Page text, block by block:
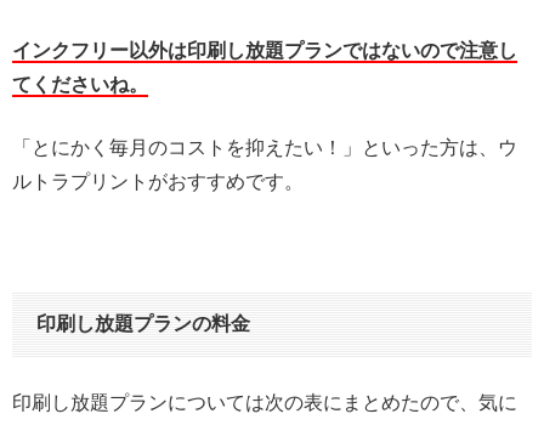
インクフリー以外は印刷し放題プランではないので注意し
てくださいね。
「とにかく毎月のコストを抑えたい！」といった方は、ウ
ルトラプリントがおすすめです。
印刷し放題プランの料金
印刷し放題プランについては次の表にまとめたので、気に